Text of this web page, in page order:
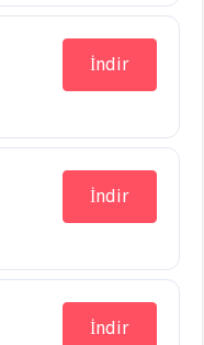
İndir
İndir
İndir